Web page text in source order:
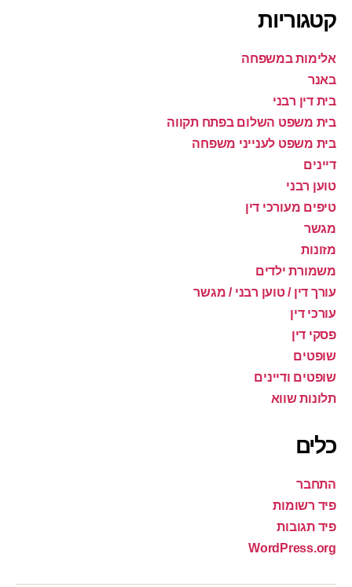
קטגוריות
אלימות במשפחה
באנר
בית דין רבני
בית משפט השלום בפתח תקווה
בית משפט לענייני משפחה
דיינים
טוען רבני
טיפים מעורכי דין
מגשר
מזונות
משמורת ילדים
עורך דין / טוען רבני / מגשר
עורכי דין
פסקי דין
שופטים
שופטים ודיינים
תלונות שווא
כלים
התחבר
פיד רשומות
פיד תגובות
WordPress.org